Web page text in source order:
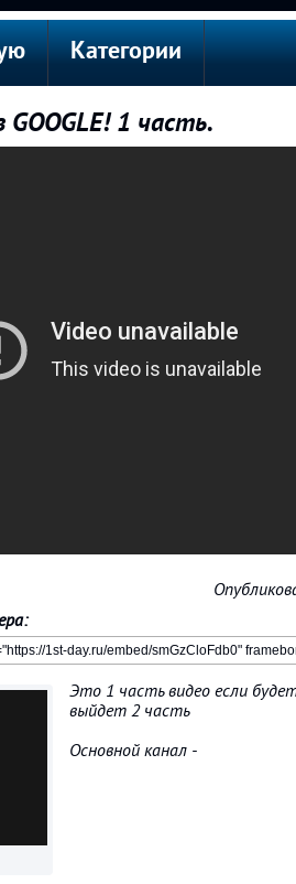
Категории
1 часть.
Это 1 часть видео если
выйдет 2 часть
Основной канал -